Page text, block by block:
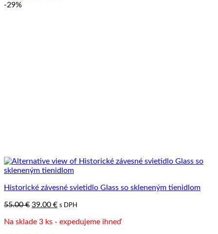
-29%
Historické závesné svietidlo Glass so skleneným tienidlom
55.00€ Pôvodná
bola:
39.00 €Aktuálna
je:
s DPH
Na sklade 3 ks - expedujeme ihneď